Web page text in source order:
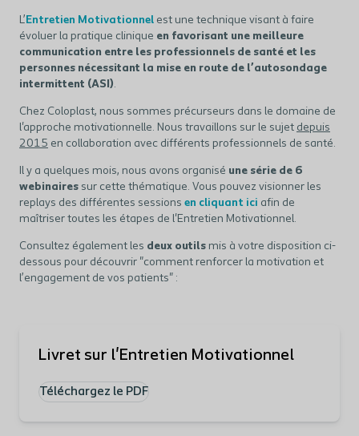
L’ Entretien Motivationnel est une technique visant à faire
évoluer la pratique clinique en favorisant une meilleure
communication entre les professionnels de santé et les
personnes nécessitant la mise en route de l’autosondage
intermittent (ASI).
Chez Coloplast, nous sommes précurseurs dans le domaine de
l'approche motivationnelle. Nous travaillons sur le sujet depuis
2015 en collaboration avec différents professionnels de santé.
Il y a quelques mois, nous avons organisé une série de 6
webinaires sur cette thématique. Vous pouvez visionner les
replays des différentes sessions en cliquant ici afin de
maîtriser toutes les étapes de l'Entretien Motivationnel.
Consultez également les deux outils mis à votre disposition ci-
dessous pour découvrir "comment renforcer la motivation et
l’engagement de vos patients" :
Livret sur l'Entretien Motivationnel
Téléchargez le PDF